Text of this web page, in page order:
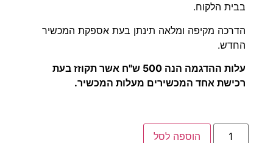
בבית הלקוח.
הדרכה מקיפה ומלאה תינתן בעת אספקת המכשיר
החדש.
עלות ההדגמה הנה 500 ש"ח אשר תקוזז בעת
רכישת אחד המכשירים מעלות המכשיר.
הוספה לסל